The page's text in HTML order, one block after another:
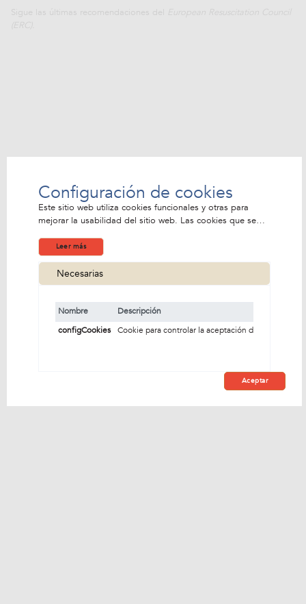
Configuración de cookies
Este sitio web utiliza cookies funcionales y otras para
mejorar la usabilidad del sitio web. Las cookies que se
ya que son esenciales para el funcionamiento de las
funcionalidades básicas del sitio web. También utilizamos
cookies de terceros que nos ayudan a analizar y
comprender cómo utiliza este sitio web. Estas cookies se
consentimiento. También tiene la opción de optar por no
recibir estas cookies. Pero la exclusión voluntaria de
algunas de estas cookies puede afectar su experiencia de
Leer más
Necesarias
Nombre
Descripción
configCookies Cookie para controlar la aceptación de uso de
Aceptar